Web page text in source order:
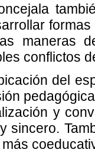
maneras
conflictos
del
y
sincero.